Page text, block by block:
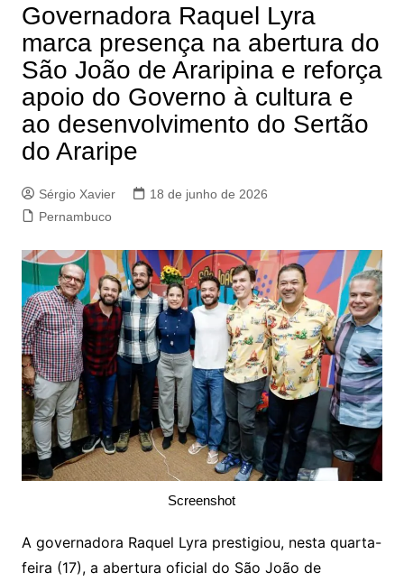
Governadora Raquel Lyra
marca presença na abertura do
São João de Araripina e reforça
apoio do Governo à cultura e
ao desenvolvimento do Sertão
do Araripe
Sérgio Xavier
18 de junho de 2026
Pernambuco
Screenshot
A governadora Raquel Lyra prestigiou, nesta quarta-
feira (17), a abertura oficial do São João de